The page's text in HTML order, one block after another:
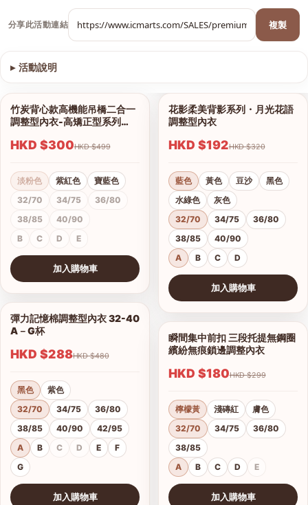
分享此活動連結 複製
▸ 活動說明
1/13
查看圖片
竹炭背心款高機能吊橋二合一
調整型內衣-高矯正型系列
HKD $300 HKD $499
淡粉色 紫紅色
寶藍色
32/70
34/75
36/80
38/85
40/90
B
C D E
加入購物車
1/18
查看圖片
彈力記憶棉調整型內衣 32-40
A－G杯
HKD $288 HKD $480
黑色
紫色
32/70
34/75
36/80
38/85
40/90
42/95
A
B C D E
F
G
加入購物車
1/18
花影柔美背影系列・月光花語
調整型內衣
HKD $192 HKD $320
藍色 黃色 豆沙
黑色
水綠色
灰色
32/70
34/75
36/80
38/85
40/90
A
B C D
加入購物車
1/9
查看圖片
瞬間集中前扣 三段托提無鋼圈
繽紛無痕鎖邊調整內衣
HKD $180 HKD $299
檸檬黃 淺磚紅
膚色
32/70
34/75
36/80
38/85
A
B C D E
加入購物車